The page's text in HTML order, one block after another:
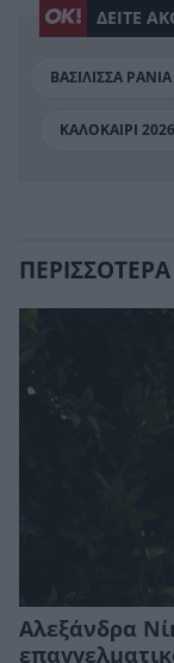
ΔΕΙΤΕ
ΒΑΣΙΛΙΣΣΑ ΡΑΝΙΑ
ΚΑΛΟΚΑΙΡΙ 2026
Αλεξάνδρα